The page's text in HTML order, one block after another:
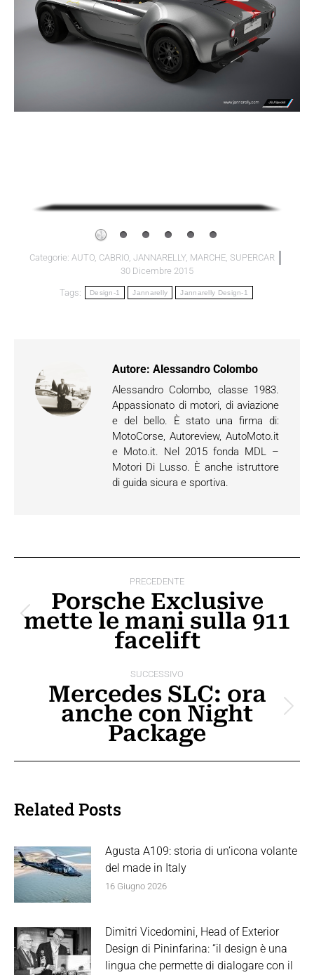
Categorie: AUTO, CABRIO, JANNARELLY, MARCHE, SUPERCAR
30 Dicembre 2015
Tags: Design-1 Jannarelly Jannarelly Design-1
Autore: Alessandro Colombo
Alessandro Colombo, classe 1983.
Appassionato di motori, di aviazione
e del bello. È stato una firma di:
MotoCorse, Autoreview, AutoMoto.it
e Moto.it. Nel 2015 fonda MDL –
Motori Di Lusso. È anche istruttore
di guida sicura e sportiva.
PRECEDENTE
Post
precedente:
Porsche Exclusive
mette le mani sulla 911
facelift
SUCCESSIVO
Prossimo
post:
Mercedes SLC: ora
anche con Night
Package
Related Posts
Agusta A109: storia di un’icona volante
del made in Italy
16 Giugno 2026
Dimitri Vicedomini, Head of Exterior
Design di Pininfarina: “il design è una
lingua che permette di dialogare con il